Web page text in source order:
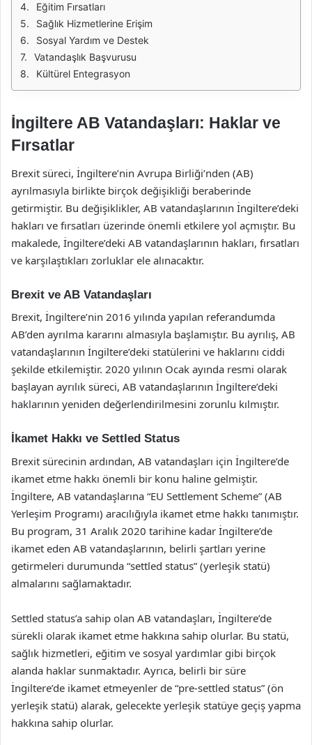
Eğitim Fırsatları
Sağlık Hizmetlerine Erişim
Sosyal Yardım ve Destek
Vatandaşlık Başvurusu
Kültürel Entegrasyon
İngiltere AB Vatandaşları: Haklar ve
Fırsatlar
Brexit süreci, İngiltere’nin Avrupa Birliği’nden (AB)
ayrılmasıyla birlikte birçok değişikliği beraberinde
getirmiştir. Bu değişiklikler, AB vatandaşlarının İngiltere’deki
hakları ve fırsatları üzerinde önemli etkilere yol açmıştır. Bu
makalede, İngiltere’deki AB vatandaşlarının hakları, fırsatları
ve karşılaştıkları zorluklar ele alınacaktır.
Brexit ve AB Vatandaşları
Brexit, İngiltere’nin 2016 yılında yapılan referandumda
AB’den ayrılma kararını almasıyla başlamıştır. Bu ayrılış, AB
vatandaşlarının İngiltere’deki statülerini ve haklarını ciddi
şekilde etkilemiştir. 2020 yılının Ocak ayında resmi olarak
başlayan ayrılık süreci, AB vatandaşlarının İngiltere’deki
haklarının yeniden değerlendirilmesini zorunlu kılmıştır.
İkamet Hakkı ve Settled Status
Brexit sürecinin ardından, AB vatandaşları için İngiltere’de
ikamet etme hakkı önemli bir konu haline gelmiştir.
İngiltere, AB vatandaşlarına “EU Settlement Scheme” (AB
Yerleşim Programı) aracılığıyla ikamet etme hakkı tanımıştır.
Bu program, 31 Aralık 2020 tarihine kadar İngiltere’de
ikamet eden AB vatandaşlarının, belirli şartları yerine
getirmeleri durumunda “settled status” (yerleşik statü)
almalarını sağlamaktadır.
Settled status’a sahip olan AB vatandaşları, İngiltere’de
sürekli olarak ikamet etme hakkına sahip olurlar. Bu statü,
sağlık hizmetleri, eğitim ve sosyal yardımlar gibi birçok
alanda haklar sunmaktadır. Ayrıca, belirli bir süre
İngiltere’de ikamet etmeyenler de “pre-settled status” (ön
yerleşik statü) alarak, gelecekte yerleşik statüye geçiş yapma
hakkına sahip olurlar.